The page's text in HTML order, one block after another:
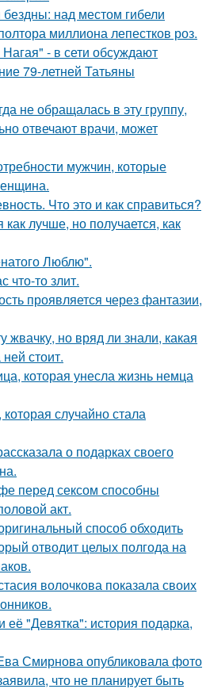
над местом гибели
миллиона лепестков роз.
- в сети обсуждают
79-летней Татьяны
не обращалась в эту группу,
отвечают врачи, может
мужчин, которые
Что это и как справиться?
как лучше, но получается, как
Люблю".
что-то злит.
проявляется через фантазии,
жвачку, но вряд ли знали, какая
стоит.
которая унесла жизнь немца
случайно стала
о подарках своего
перед сексом способны
акт.
способ обходить
отводит целых полгода на
волочкова показала своих
"Девятка": история подарка,
Смирнова опубликовала фото
что не планирует быть